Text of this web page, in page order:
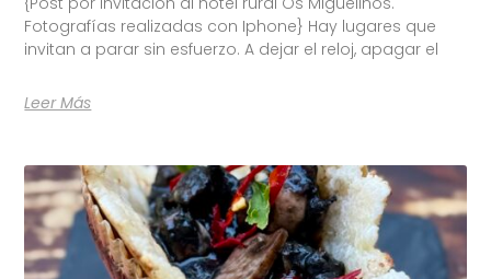
Fotografías realizadas con Iphone} Hay lugares que
invitan a parar sin esfuerzo. A dejar el reloj, apagar el
Leer Más